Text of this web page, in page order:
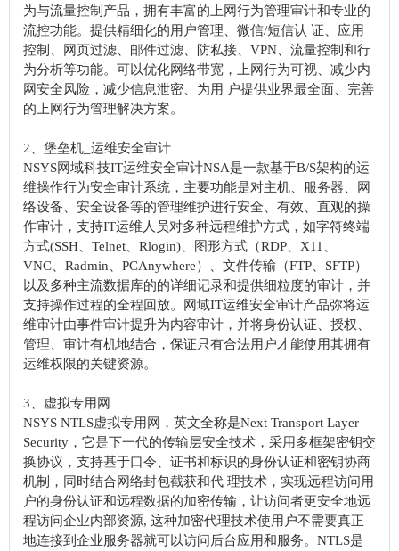
为与流量控制产品，拥有丰富的上网行为管理审计和专业的
流控功能。提供精细化的用户管理、微信/短信认 证、应用
控制、网页过滤、邮件过滤、防私接、VPN、流量控制和行
为分析等功能。可以优化网络带宽，上网行为可视、减少内
网安全风险，减少信息泄密、为用 户提供业界最全面、完善
的上网行为管理解决方案。
2、堡垒机_运维安全审计
NSYS网域科技IT运维安全审计NSA是一款基于B/S架构的运
维操作行为安全审计系统，主要功能是对主机、服务器、网
络设备、安全设备等的管理维护进行安全、有效、直观的操
作审计，支持IT运维人员对多种远程维护方式，如字符终端
方式(SSH、Telnet、Rlogin)、图形方式（RDP、X11、
VNC、Radmin、PCAnywhere）、文件传输（FTP、SFTP）
以及多种主流数据库的的详细记录和提供细粒度的审计，并
支持操作过程的全程回放。网域IT运维安全审计产品弥将运
维审计由事件审计提升为内容审计，并将身份认证、授权、
管理、审计有机地结合，保证只有合法用户才能使用其拥有
运维权限的关键资源。
3、虚拟专用网
NSYS NTLS虚拟专用网，英文全称是Next Transport Layer
Security，它是下一代的传输层安全技术，采用多框架密钥交
换协议，支持基于口令、证书和标识的身份认证和密钥协商
机制，同时结合网络封包截获和代 理技术，实现远程访问用
户的身份认证和远程数据的加密传输，让访问者更安全地远
程访问企业内部资源, 这种加密代理技术使用户不需要真正
地连接到企业服务器就可以访问后台应用和服务。NTLS是